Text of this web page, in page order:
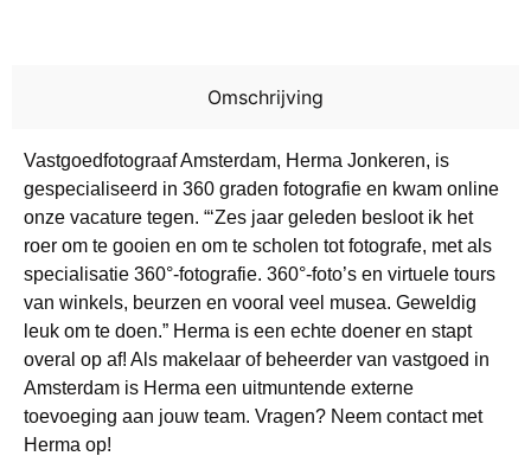
Omschrijving
Vastgoedfotograaf Amsterdam, Herma Jonkeren, is
gespecialiseerd in 360 graden fotografie en kwam online
onze vacature tegen. “‘Zes jaar geleden besloot ik het
roer om te gooien en om te scholen tot fotografe, met als
specialisatie 360°-fotografie. 360°-foto’s en virtuele tours
van winkels, beurzen en vooral veel musea. Geweldig
leuk om te doen.” Herma is een echte doener en stapt
overal op af! Als makelaar of beheerder van vastgoed in
Amsterdam is Herma een uitmuntende externe
toevoeging aan jouw team. Vragen? Neem contact met
Herma op!